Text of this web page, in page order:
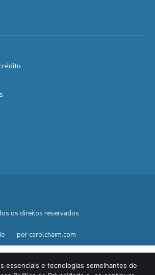
os direitos reservados
por carolchaim.com
essenciais e tecnologias semelhantes de